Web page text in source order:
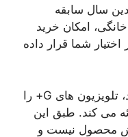
نفیس 24 با چندین سال سابقه
امکان خرید
شما قرار داده
این فروشگاه به نفع مشتریان خود، تلویزیون های G+ را
می کند. طبق این
محصول نیست و